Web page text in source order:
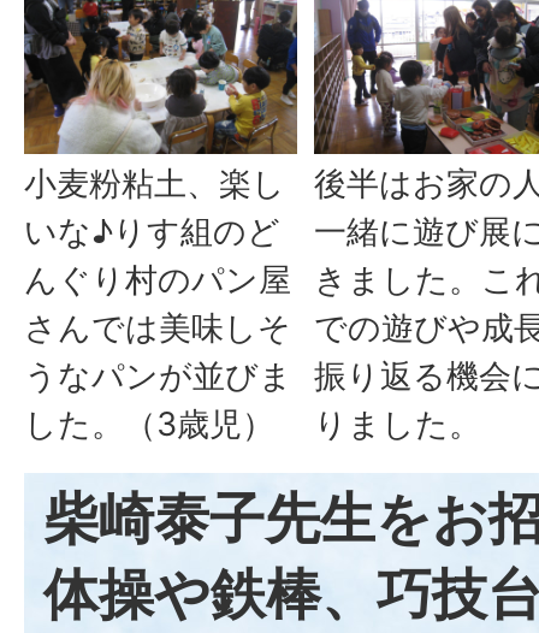
小麦粉粘土、楽し
いな♪りす組のど
んぐり村のパン屋
さんでは美味しそ
うなパンが並びま
した。（3歳児）
後半はお家の
一緒に遊び展
きました。こ
での遊びや成
振り返る機会
りました。
柴崎泰子先生をお
体操や鉄棒、巧技